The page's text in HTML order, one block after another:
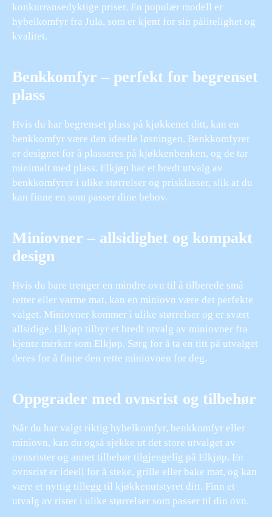
konkurransedyktige priser. En populær modell er
hybelkomfyr fra Jula, som er kjent for sin pålitelighet og
kvalitet.
Benkkomfyr – perfekt for begrenset
plass
Hvis du har begrenset plass på kjøkkenet ditt, kan en
benkkomfyr være den ideelle løsningen. Benkkomfyrer
er designet for å plasseres på kjøkkenbenken, og de tar
minimalt med plass. Elkjøp har et bredt utvalg av
benkkomfyrer i ulike størrelser og prisklasser, slik at du
kan finne en som passer dine behov.
Miniovner – allsidighet og kompakt
design
Hvis du bare trenger en mindre ovn til å tilberede små
retter eller varme mat, kan en miniovn være det perfekte
valget. Miniovner kommer i ulike størrelser og er svært
allsidige. Elkjøp tilbyr et bredt utvalg av miniovner fra
kjente merker som Elkjøp. Sørg for å ta en titt på utvalget
deres for å finne den rette miniovnen for deg.
Oppgrader med ovnsrist og tilbehør
Når du har valgt riktig hybelkomfyr, benkkomfyr eller
miniovn, kan du også sjekke ut det store utvalget av
ovnsrister og annet tilbehør tilgjengelig på Elkjøp. En
ovnsrist er ideell for å steke, grille eller bake mat, og kan
være et nyttig tillegg til kjøkkenutstyret ditt. Finn et
utvalg av rister i ulike størrelser som passer til din ovn.